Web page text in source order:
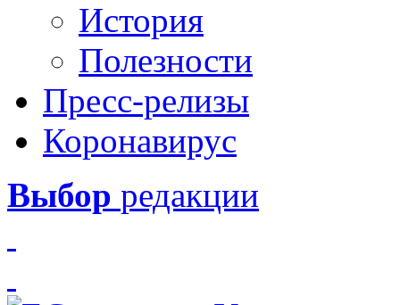
История
Полезности
Пресс-релизы
Коронавирус
Выбор редакции